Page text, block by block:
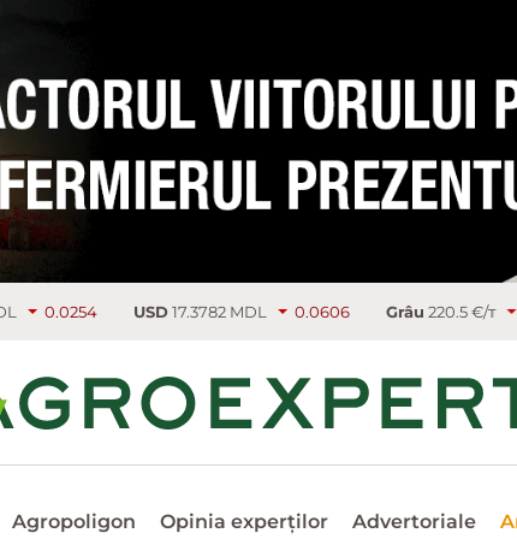
USD17.3782 MDL 0.0606 Grâu220.5 €/т 5.25
Agropoligon Opinia experților Advertoriale